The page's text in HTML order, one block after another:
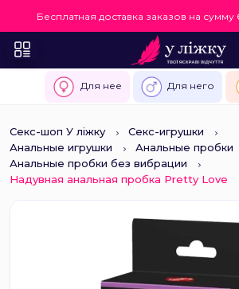
Бесплатная доставка заказов на
Для нее Для него
Секс-шоп У ліжку
Секс-игрушки
Анальные игрушки
Анальные пробки
Анальные пробки без вибрации
Надувная анальная пробка Pretty Love